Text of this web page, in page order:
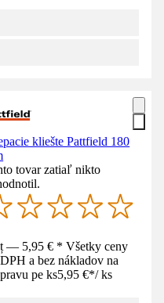
kliešte Pattfield 180
tovar zatiaľ nikto
— 5,95 € * Všetky ceny
a bez nákladov na
pe ks5,95 €*/ ks